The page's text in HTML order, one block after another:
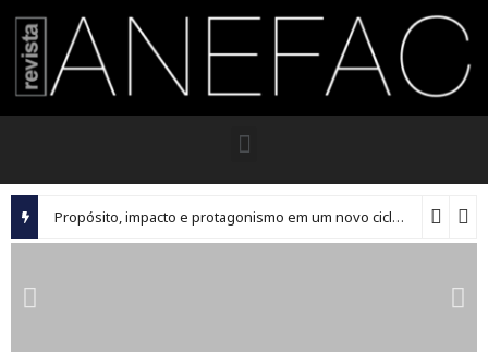
Propósito, impacto e protagonismo em um novo ciclo para os executivos brasileiros